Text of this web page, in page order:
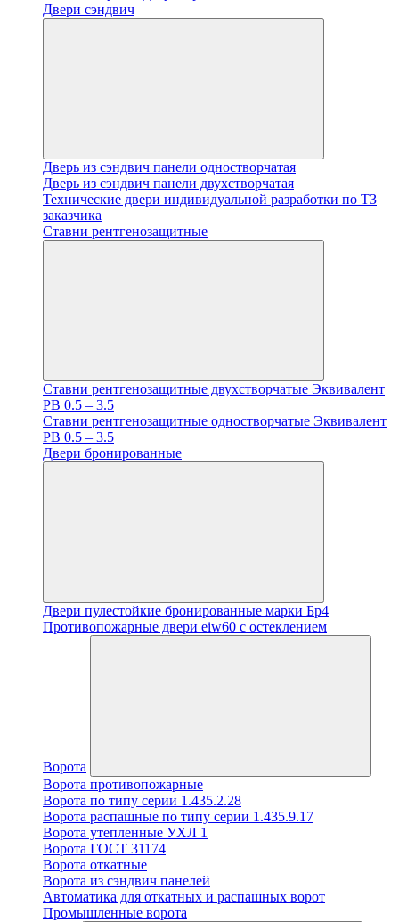
Двери сэндвич
Дверь из сэндвич панели одностворчатая
Дверь из сэндвич панели двухстворчатая
Технические двери индивидуальной разработки по ТЗ
заказчика
Ставни рентгенозащитные
Ставни рентгенозащитные двухстворчатые Эквивалент
PB 0.5 – 3.5
Ставни рентгенозащитные одностворчатые Эквивалент
PB 0.5 – 3.5
Двери бронированные
Двери пулестойкие бронированные марки Бр4
Противопожарные двери eiw60 с остеклением
Ворота
Ворота противопожарные
Ворота по типу серии 1.435.2.28
Ворота распашные по типу серии 1.435.9.17
Ворота утепленные УХЛ 1
Ворота ГОСТ 31174
Ворота откатные
Ворота из сэндвич панелей
Автоматика для откатных и распашных ворот
Промышленные ворота